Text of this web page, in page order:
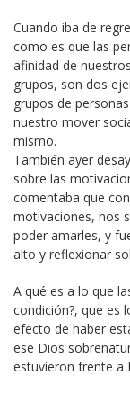
Cuando iba de
como es que las
afinidad de
grupos, son dos
grupos de
nuestro mover
mismo.
También ayer
sobre las
comentaba que
motivaciones, nos
poder amarles, y
alto y reflexionar
A qué es a lo que
condición?, que es
efecto de haber
ese Dios
estuvieron frente a